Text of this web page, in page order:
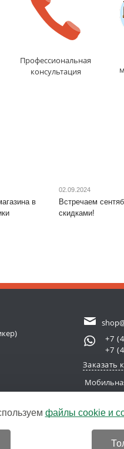
магнитная
Доставка:БЕСПЛАТНО ,
1-2 дня
Профессиональная
консультация
в
02.09.2024
Встречаем
скидками!
+7
+7
Заказать
(new server) © 2011-
файлы cookie и